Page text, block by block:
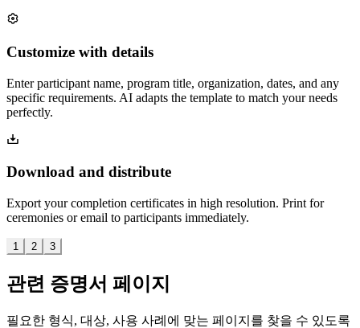
Customize with details
Enter participant name, program title, organization, dates, and any
specific requirements. AI adapts the template to match your needs
perfectly.
Download and distribute
Export your completion certificates in high resolution. Print for
ceremonies or email to participants immediately.
1 2 3
관련 증명서 페이지
필요한 형식, 대상, 사용 사례에 맞는 페이지를 찾을 수 있도록